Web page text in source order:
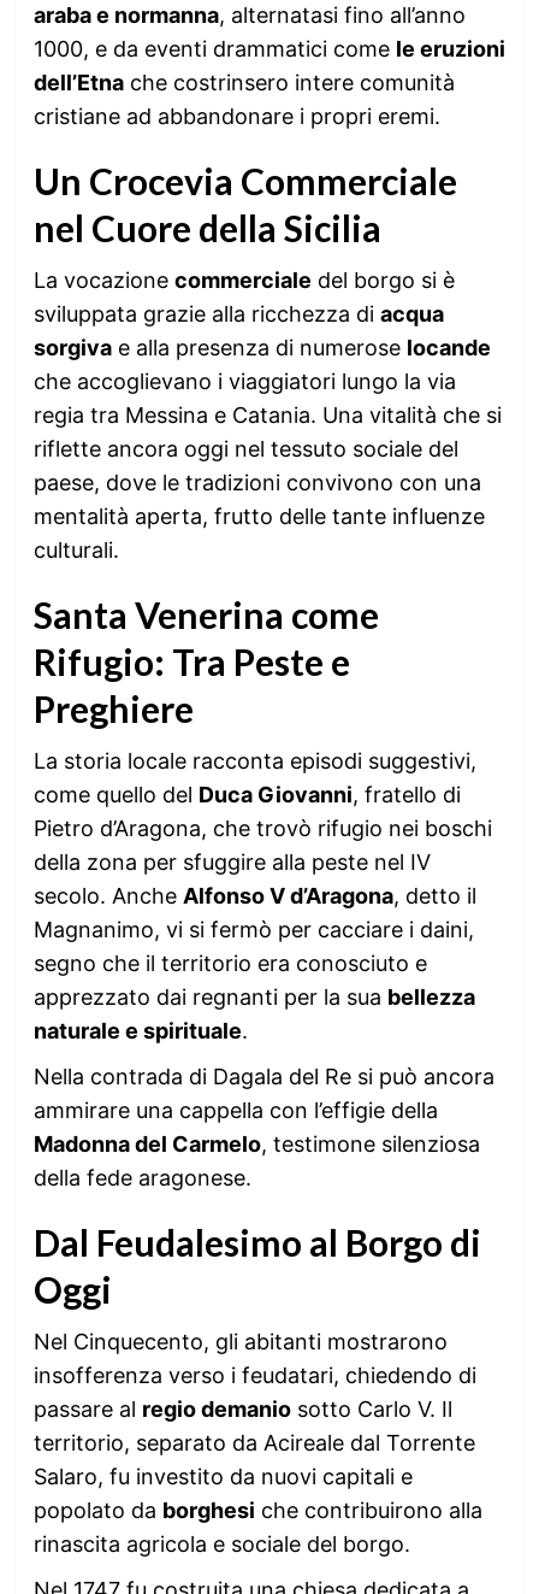
araba e normanna, alternatasi fino all’anno
1000, e da eventi drammatici come le eruzioni
dell’Etnache costrinsero intere comunità
cristiane ad abbandonare i propri eremi.
Un Crocevia Commerciale
nel Cuore della Sicilia
La vocazione commerciale del borgo si è
sviluppata grazie alla ricchezza di acqua
sorgivae alla presenza di numerose locande
che accoglievano i viaggiatori lungo la via
regia tra Messina e Catania. Una vitalità che si
riflette ancora oggi nel tessuto sociale del
paese, dove le tradizioni convivono con una
mentalità aperta, frutto delle tante influenze
culturali.
Santa Venerina come
Rifugio: Tra Peste e
Preghiere
La storia locale racconta episodi suggestivi,
come quello del Duca Giovanni, fratello di
Pietro d’Aragona, che trovò rifugio nei boschi
della zona per sfuggire alla peste nel IV
secolo. Anche Alfonso V d’Aragona, detto il
Magnanimo, vi si fermò per cacciare i daini,
segno che il territorio era conosciuto e
apprezzato dai regnanti per la sua bellezza
naturale e spirituale.
Nella contrada di Dagala del Re si può ancora
ammirare una cappella con l’effigie della
Madonna del Carmelo, testimone silenziosa
della fede aragonese.
Dal Feudalesimo al Borgo di
Oggi
Nel Cinquecento, gli abitanti mostrarono
insofferenza verso i feudatari, chiedendo di
passare al regio demaniosotto Carlo V. Il
territorio, separato da Acireale dal Torrente
Salaro, fu investito da nuovi capitali e
popolato da borghesi che contribuirono alla
rinascita agricola e sociale del borgo.